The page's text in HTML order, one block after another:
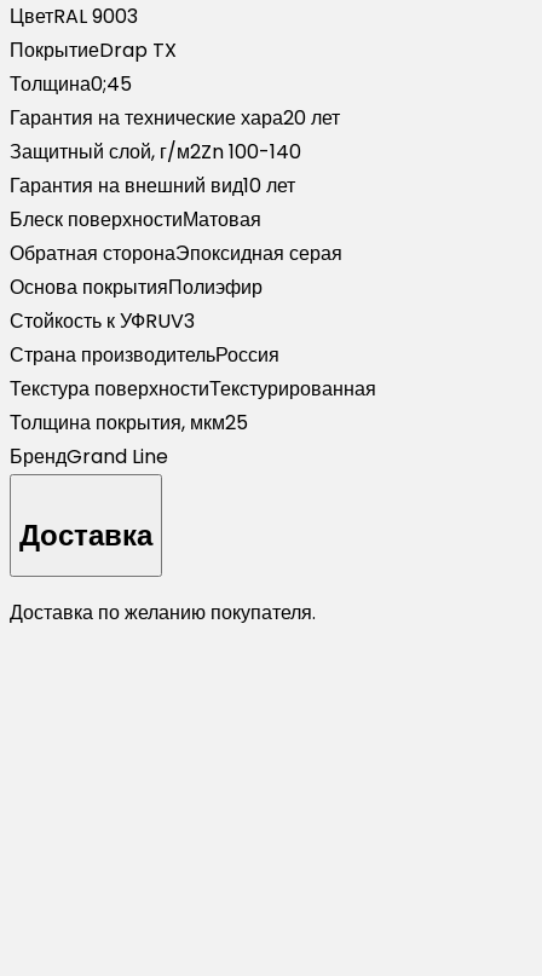
ЦветRAL 9003
ПокрытиеDrap TX
Толщина0;45
Гарантия на технические хара20 лет
Защитный слой, г/м2Zn 100-140
Гарантия на внешний вид10 лет
Блеск поверхностиМатовая
Обратная сторонаЭпоксидная серая
Основа покрытияПолиэфир
Стойкость к УФRUV3
Страна производительРоссия
Текстура поверхностиТекстурированная
Толщина покрытия, мкм25
БрендGrand Line
Доставка
Доставка по желанию покупателя.